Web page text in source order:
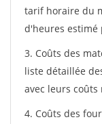
tarif horaire du
d'heures estimé
3. Coûts des
liste détaillée
avec leurs coûts
4. Coûts des